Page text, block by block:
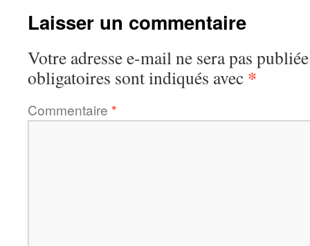
Laisser un commentaire
Votre adresse e-mail ne sera pas
obligatoires sont indiqués avec *
Commentaire *